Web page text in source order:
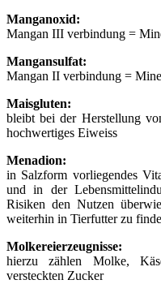
Manganoxid:
Mangan III verbindung =
Mangansulfat:
Mangan II verbindung =
Maisgluten:
bleibt bei der Herstellung
hochwertiges Eiweiss
Menadion:
in Salzform vorliegendes
und in der
Risiken den Nutzen
weiterhin in Tierfutter zu
Molkereierzeugnisse:
hierzu zählen Molke,
versteckten Zucker